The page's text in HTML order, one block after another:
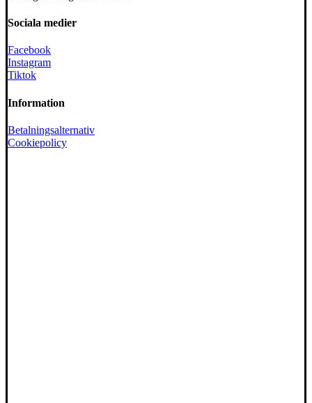
Sociala medier
Facebook
Instagram
Tiktok
Information
Betalningsalternativ
Cookiepolicy